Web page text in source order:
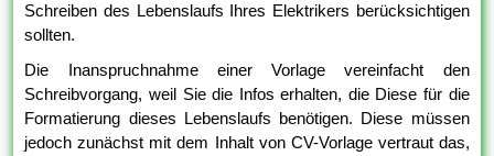
Schreiben des Lebenslaufs Ihres Elektrikers berücksichtigen
sollten.
Die Inanspruchnahme einer Vorlage vereinfacht den
Schreibvorgang, weil Sie die Infos erhalten, die Diese für die
Formatierung dieses Lebenslaufs benötigen. Diese müssen
jedoch zunächst mit dem Inhalt von CV-Vorlage vertraut das,